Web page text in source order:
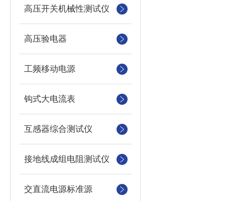
高压开关机械性测试仪
高压验电器
工频移动电源
钩式大电流表
互感器综合测试仪
接地线成组电阻测试仪
交直流电源标准源